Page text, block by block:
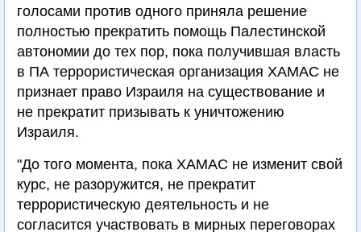
голосами против одного приняла решение
полностью прекратить помощь Палестинской
автономии до тех пор, пока получившая власть
в ПА террористическая организация ХАМАС не
признает право Израиля на существование и
не прекратит призывать к уничтожению
Израиля.
"До того момента, пока ХАМАС не изменит свой
курс, не разоружится, не прекратит
террористическую деятельность и не
согласится участвовать в мирных переговорах